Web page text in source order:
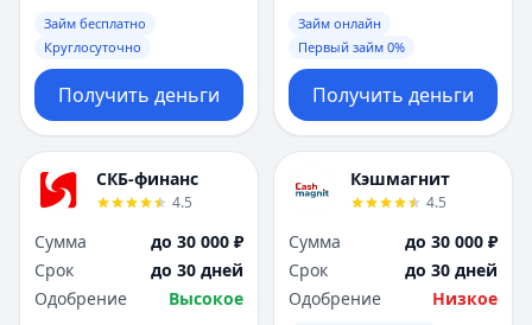
Займ бесплатно
Круглосуточно
Получить деньги
Займ онлайн
Первый займ 0%
Получить деньги
СКБ-финанс
4.5
Сумма
до 30 000 ₽
Срок
до 30 дней
Одобрение
Высокое
Кэшмагнит
4.5
Сумма
до 30 000 ₽
Срок
до 30 дней
Одобрение
Низкое